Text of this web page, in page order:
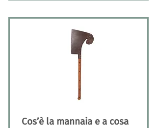
Cos’è la mannaia e a cosa